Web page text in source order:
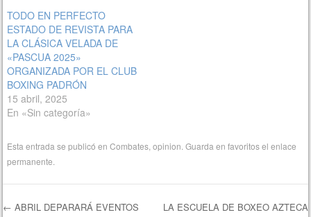
TODO EN PERFECTO
ESTADO DE REVISTA PARA
LA CLÁSICA VELADA DE
«PASCUA 2025»
ORGANIZADA POR EL CLUB
BOXING PADRÓN
15 abril, 2025
En «Sin categoría»
Esta entrada se publicó enCombates ,opinion . Guarda en favoritos elenlace
permanente
← ABRIL DEPARARÁ EVENTOS
LA ESCUELA DE BOXEO AZTECA